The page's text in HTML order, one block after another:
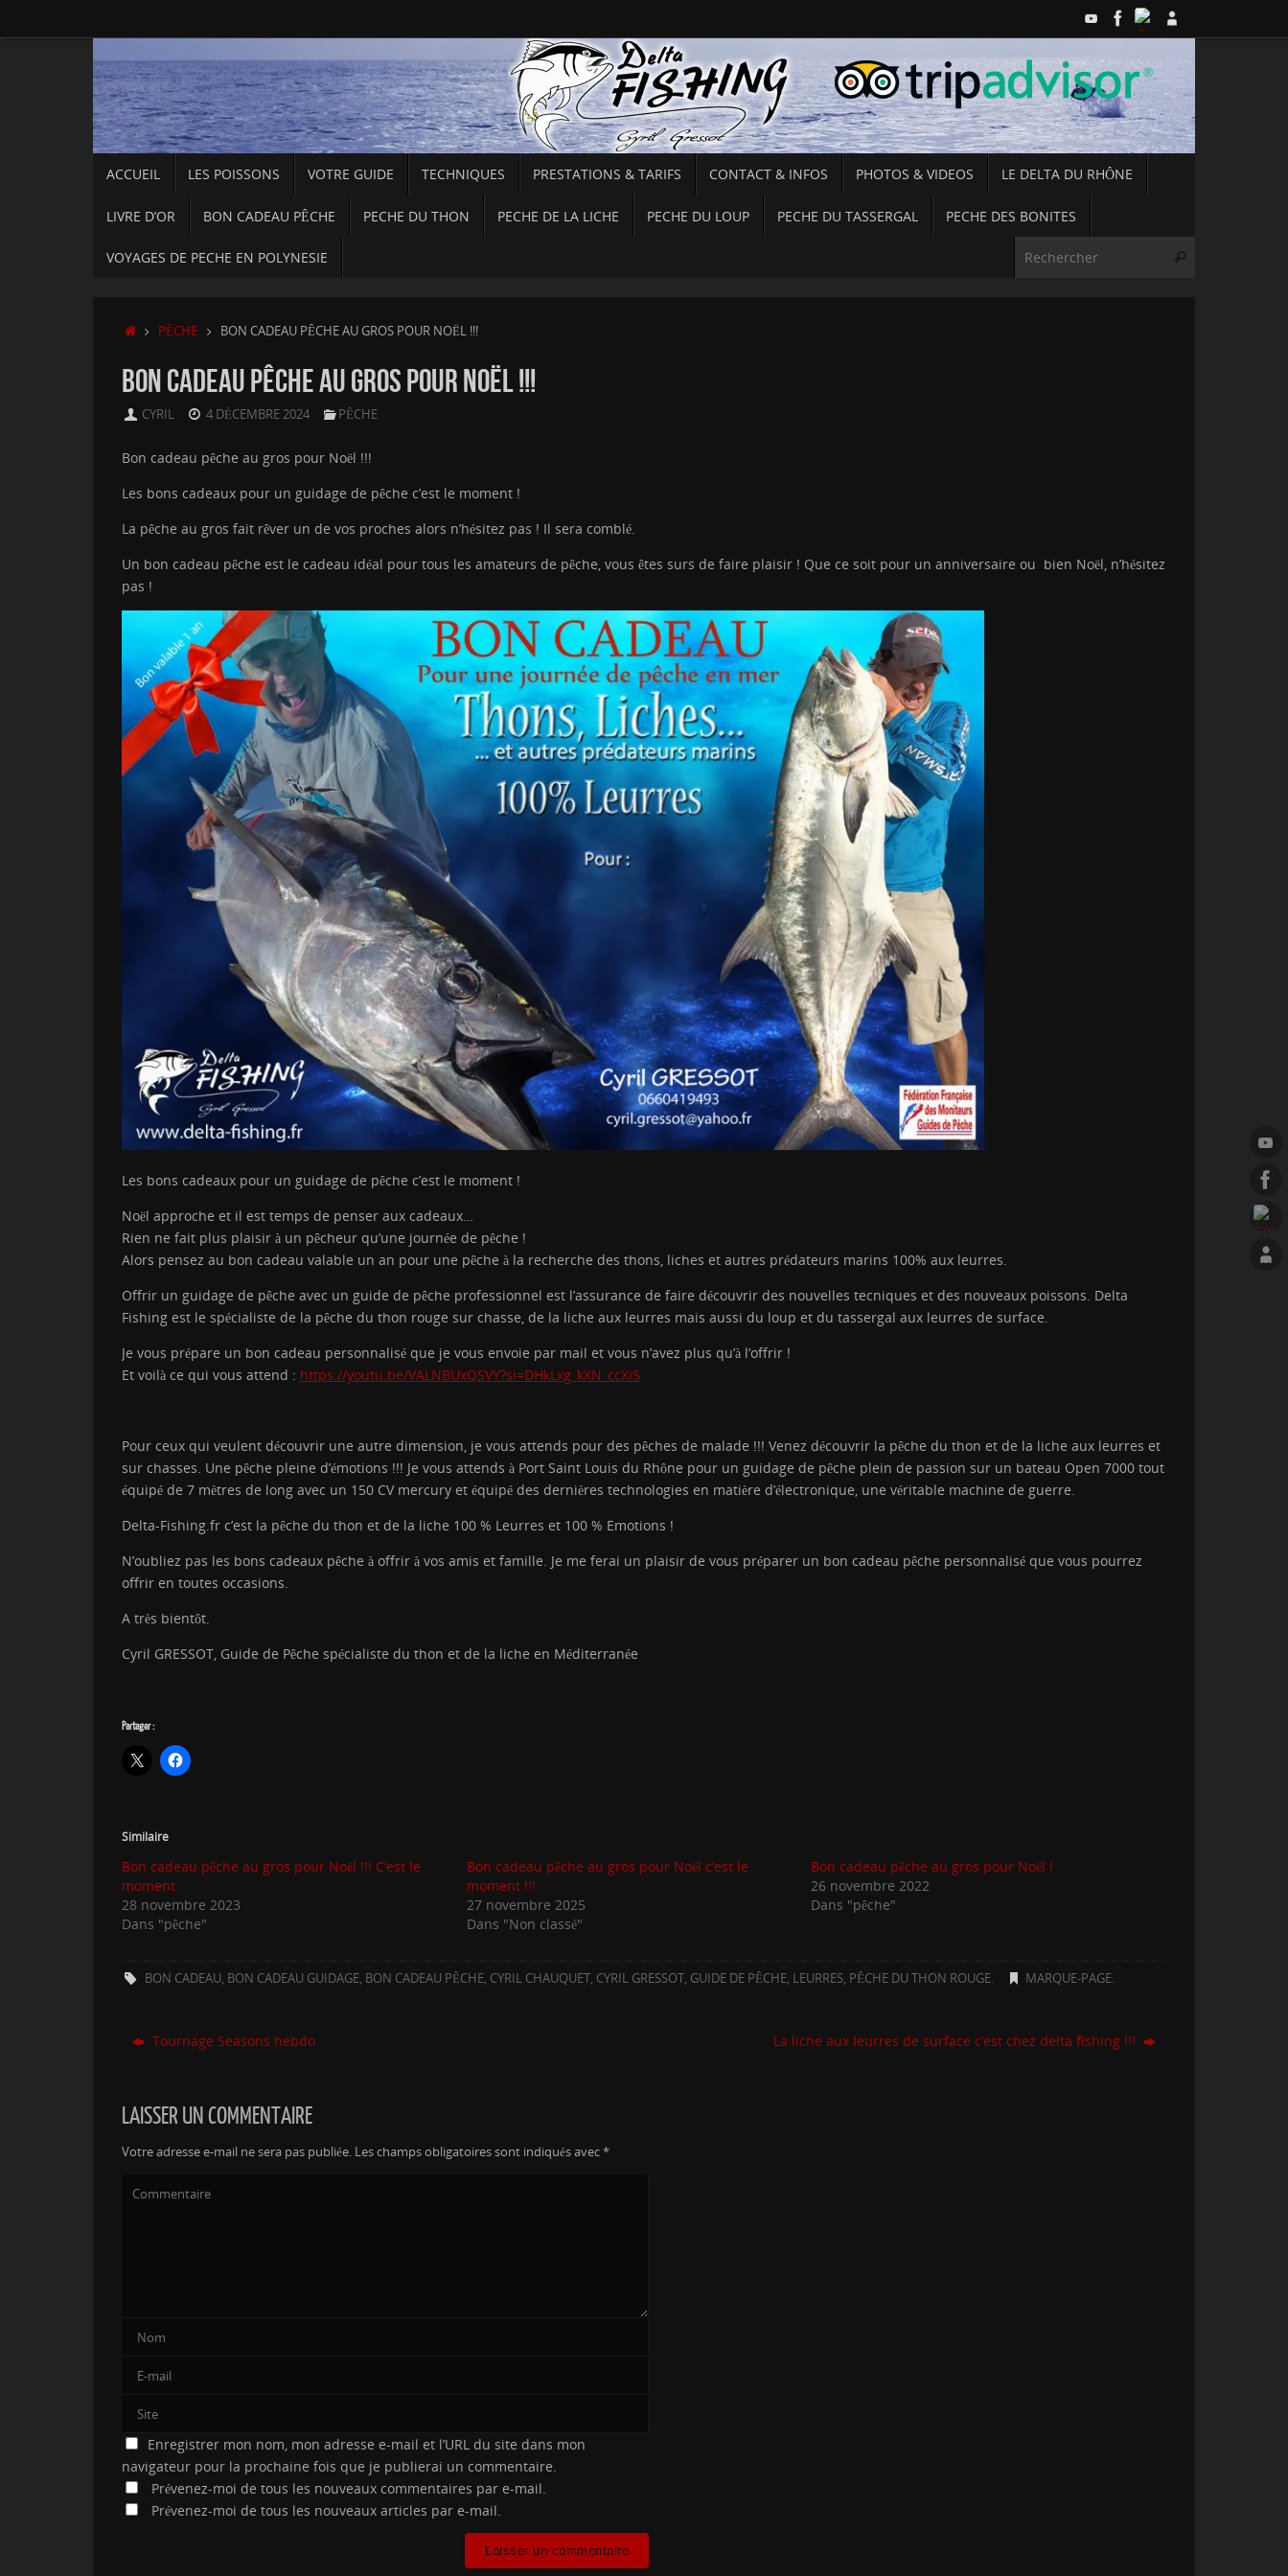
AUACCUEIL LES POISSONS VOTRE GUIDE TECHNIQUES PRESTATIONS & TARIFS CONTACT & INFOS PHOTOS & VIDEOS LE DELTA DU RHÔNE
LIVRE D’OR BON CADEAU PÊCHE PECHE DU THON PECHE DE LA LICHE PECHE DU LOUP PECHE DU TASSERGAL PECHE DES BONITES
VOYAGES DE PECHE EN POLYNESIE Rechercher
ACCUEIL
PÊCHE BON CADEAU PÊCHE AU GROS POUR NOËL !!!
BON CADEAU PÊCHE AU GROS POUR NOËL !!!
CYRIL 4 DÉCEMBRE 2024 PÊCHE
Bon cadeau pêche au gros pour Noël !!!
Les bons cadeaux pour un guidage de pêche c’est le moment !
La pêche au gros fait rêver un de vos proches alors n’hésitez pas ! Il sera comblé.
Un bon cadeau pêche est le cadeau idéal pour tous les amateurs de pêche, vous êtes surs de faire plaisir ! Que ce soit pour un anniversaire ou bien Noël, n’hésitez
pas !
Les bons cadeaux pour un guidage de pêche c’est le moment !
Noël approche et il est temps de penser aux cadeaux…
Rien ne fait plus plaisir à un pêcheur qu’une journée de pêche !
Alors pensez au bon cadeau valable un an pour une pêche à la recherche des thons, liches et autres prédateurs marins 100% aux leurres.
Offrir un guidage de pêche avec un guide de pêche professionnel est l’assurance de faire découvrir des nouvelles tecniques et des nouveaux poissons. Delta
Fishing est le spécialiste de la pêche du thon rouge sur chasse, de la liche aux leurres mais aussi du loup et du tassergal aux leurres de surface.
Je vous prépare un bon cadeau personnalisé que je vous envoie par mail et vous n’avez plus qu’à l’offrir !
Et voilà ce qui vous attend : https://youtu.be/VALNBUxQSVY?si=DHkLxg_kXN_ccXiS
Pour ceux qui veulent découvrir une autre dimension, je vous attends pour des pêches de malade !!! Venez découvrir la pêche du thon et de la liche aux leurres et
sur chasses. Une pêche pleine d’émotions !!! Je vous attends à Port Saint Louis du Rhône pour un guidage de pêche plein de passion sur un bateau Open 7000 tout
équipé de 7 mètres de long avec un 150 CV mercury et équipé des dernières technologies en matière d’électronique, une véritable machine de guerre.
Delta-Fishing.fr c’est la pêche du thon et de la liche 100 % Leurres et 100 % Emotions !
N’oubliez pas les bons cadeaux pêche à offrir à vos amis et famille. Je me ferai un plaisir de vous préparer un bon cadeau pêche personnalisé que vous pourrez
offrir en toutes occasions.
A très bientôt.
Cyril GRESSOT, Guide de Pêche spécialiste du thon et de la liche en Méditerranée
Partager :
Similaire
Bon cadeau pêche au gros pour Noël !!! C’est le
moment
28 novembre 2023
Dans "pêche"
Bon cadeau pêche au gros pour Noël c’est le
moment !!!
27 novembre 2025
Dans "Non classé"
Bon cadeau pêche au gros pour Noël !
26 novembre 2022
Dans "pêche"
BON CADEAU, BON CADEAU GUIDAGE, BON CADEAU PÊCHE, CYRIL CHAUQUET, CYRIL GRESSOT, GUIDE DE PÊCHE, LEURRES, PÊCHE DU THON ROUGE. MARQUE-PAGE.
Tournage Seasons hebdo La liche aux leurres de surface c’est chez delta fishing !!!
LAISSER UN COMMENTAIRE
Votre adresse e-mail ne sera pas publiée. Les champs obligatoires sont indiqués avec*
Enregistrer mon nom, mon adresse e-mail et l’URL du site dans mon
navigateur pour la prochaine fois que je publierai un commentaire.
Prévenez-moi de tous les nouveaux commentaires par e-mail.
Prévenez-moi de tous les nouveaux articles par e-mail.